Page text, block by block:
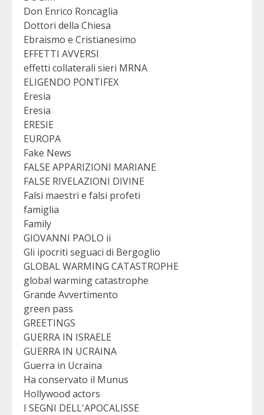
Don Enrico Roncaglia
Dottori della Chiesa
Ebraismo e Cristianesimo
EFFETTI AVVERSI
effetti collaterali sieri MRNA
ELIGENDO PONTIFEX
Eresia
Eresia
ERESIE
EUROPA
Fake News
FALSE APPARIZIONI MARIANE
FALSE RIVELAZIONI DIVINE
Falsi maestri e falsi profeti
famiglia
Family
GIOVANNI PAOLO ii
Gli ipocriti seguaci di Bergoglio
GLOBAL WARMING CATASTROPHE
global warming catastrophe
Grande Avvertimento
green pass
GREETINGS
GUERRA IN ISRAELE
GUERRA IN UCRAINA
Guerra in Ucraina
Ha conservato il Munus
Hollywood actors
I SEGNI DELL'APOCALISSE